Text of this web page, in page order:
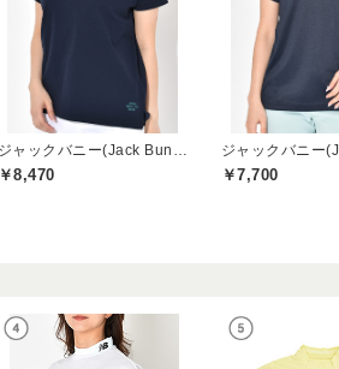
￥8,470 ￥7,700